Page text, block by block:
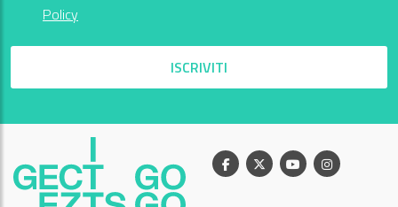
Policy
ISCRIVITI
Facebook
X YoutubeInstagram